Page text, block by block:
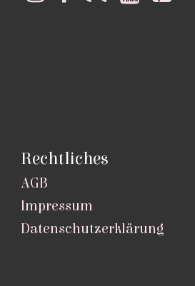
Rechtliches
AGB
Impressum
Datenschutzerklärung